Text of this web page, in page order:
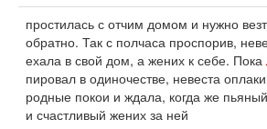
простилась с отчим домом и нужно
обратно. Так с полчаса проспорив,
ехала в свой дом, а жених к себе. Пока
пировал в одиночестве, невеста
родные покои и ждала, когда же
и счастливый жених за ней